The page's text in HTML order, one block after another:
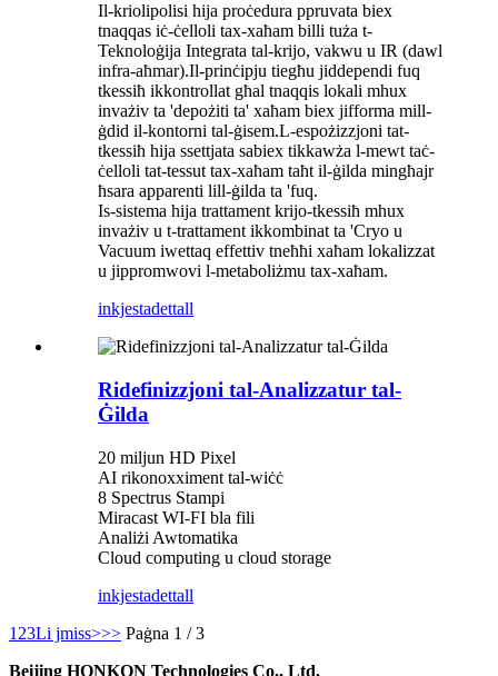
Il-kriolipolisi hija proċedura ppruvata biex
tnaqqas iċ-ċelloli tax-xaħam billi tuża t-
Teknoloġija Integrata tal-krijo, vakwu u IR (dawl
infra-aħmar).Il-prinċipju tiegħu jiddependi fuq
tkessiħ ikkontrollat ​​għal tnaqqis lokali mhux
invażiv ta 'depożiti ta' xaħam biex jifforma mill-
ġdid il-kontorni tal-ġisem.L-espożizzjoni tat-
tkessiħ hija ssettjata sabiex tikkawża l-mewt taċ-
ċelloli tat-tessut tax-xaħam taħt il-ġilda mingħajr
ħsara apparenti lill-ġilda ta 'fuq.
Is-sistema hija trattament krijo-tkessiħ mhux
invażiv u t-trattament ikkombinat ta 'Cryo u
Vacuum iwettaq effettiv tneħħi xaħam lokalizzat
u jippromwovi l-metaboliżmu tax-xaħam.
inkjestadettall
Ridefinizzjoni tal-Analizzatur tal-
Ġilda
20 miljun HD Pixel
AI rikonoxximent tal-wiċċ
8 Spectrus Stampi
Miracast WI-FI bla fili
Analiżi Awtomatika
Cloud computing u cloud storage
inkjestadettall
1 23Li jmiss>>> Paġna 1 / 3
Beijing HONKON Technologies Co., Ltd.